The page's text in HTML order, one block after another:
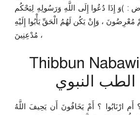
: )وَ إِذَا دُعُوا إِلَى اللَّهِ وَرَسُولِهِ لِيَحْكُم
مُعْرِضُونَ ، وَإِنْ يَكُن لَهُمُ الْحَقِّ يَأْبُوا إِلَيْهِ
مُدْعِنِينَ ،
Thibbun
ارْنَابُوا ؟ أَمْ يَخَافُونَ أَن يَحِيفَ اللَّهُ